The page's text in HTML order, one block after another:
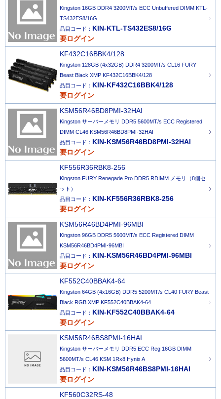
Kingston 16GB DDR4 3200MT/s ECC Unbuffered DIMM KTL-
TS432ES8/16G
品目コード： KIN-KTL-TS432ES8/16G
要ログイン
KF432C16BBK4/128
Kingston 128GB (4x32GB) DDR4 3200MT/s CL16 FURY
Beast Black XMP KF432C16BBK4/128
品目コード： KIN-KF432C16BBK4/128
要ログイン
KSM56R46BD8PMI-32HAI
Kingston サーバーメモリ DDR5 5600MT/s ECC Registered
DIMM CL46 KSM56R46BD8PMI-32HAI
品目コード： KIN-KSM56R46BD8PMI-32HAI
要ログイン
KF556R36RBK8-256
Kingston FURY Renegade Pro DDR5 RDIMM メモリ（8個セ
ット）
品目コード： KIN-KF556R36RBK8-256
要ログイン
KSM56R46BD4PMI-96MBI
Kingston 96GB DDR5 5600MT/s ECC Registered DIMM
KSM56R46BD4PMI-96MBI
品目コード： KIN-KSM56R46BD4PMI-96MBI
要ログイン
KF552C40BBAK4-64
Kingston 64GB (4x16GB) DDR5 5200MT/s CL40 FURY Beast
Black RGB XMP KF552C40BBAK4-64
品目コード： KIN-KF552C40BBAK4-64
要ログイン
KSM56R46BS8PMI-16HAI
Kingston サーバーメモリ DDR5 ECC Reg 16GB DIMM
5600MT/s CL46 KSM 1Rx8 Hynix A
品目コード： KIN-KSM56R46BS8PMI-16HAI
要ログイン
KF560C32RS-48